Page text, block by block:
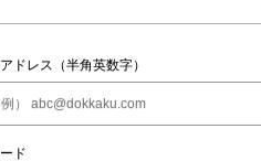
ドレス（半角英数字）
ド